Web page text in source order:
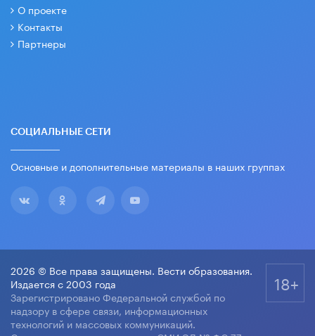
О проекте
Контакты
Партнеры
СОЦИАЛЬНЫЕ СЕТИ
Основные и дополнительные материалы в наших группах
2026 © Все права защищены. Вести образования.
Издается с 2003 года
Зарегистрировано Федеральной службой по
надзору в сфере связи, информационных
технологий и массовых коммуникаций.
18+